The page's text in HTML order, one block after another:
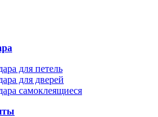
для петель
для дверей
самоклеящиеся